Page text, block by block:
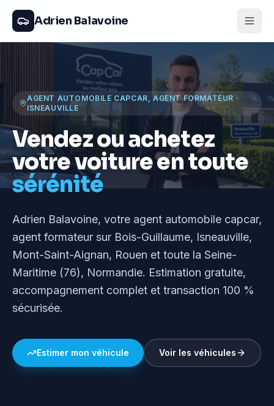
Adrien Balavoine
AGENT AUTOMOBILE CAPCAR, AGENT FORMATEUR ·
ISNEAUVILLE
Vendez ou achetez
votre voiture en toute
sérénité
Adrien Balavoine, votre agent automobile capcar,
agent formateur sur Bois-Guillaume, Isneauville,
Mont-Saint-Aignan, Rouen et toute la Seine-
Maritime (76), Normandie. Estimation gratuite,
accompagnement complet et transaction 100 %
sécurisée.
Estimer mon véhicule Voir les véhicules